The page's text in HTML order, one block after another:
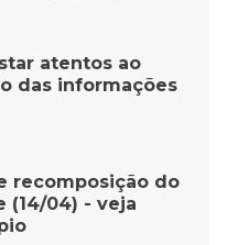
atentos ao
das informações
recomposição do
(14/04) - veja